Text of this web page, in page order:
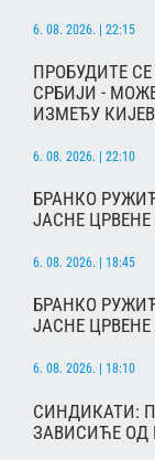
6. 08. 2026. | 22:15
ПРОБУДИТЕ
СРБИЈИ -
ИЗМЕЂУ
6. 08. 2026. | 22:10
БРАНКО
ЈАСНЕ
6. 08. 2026. | 18:45
БРАНКО
ЈАСНЕ
6. 08. 2026. | 18:10
СИНДИКАТИ:
ЗАВИСИЋЕ ОД